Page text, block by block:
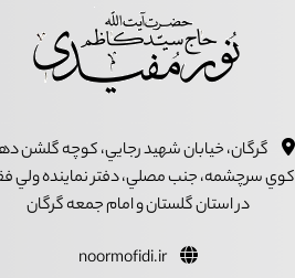
گرگان، خيابان شهيد رجايي، کوچه گلشن
کوي سرچشمه، جنب مصلي، دفتر نماينده ولي
در استان گلستان و امام جمعه گرگان